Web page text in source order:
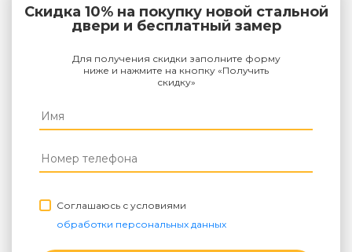
Скидка 10% на покупку новой стальной
двери и бесплатный замер
Для получения скидки заполните форму
ниже и нажмите на кнопку «Получить
скидку»
Соглашаюсь с условиями
обработки персональных данных